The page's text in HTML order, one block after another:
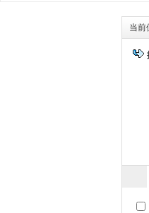
当前